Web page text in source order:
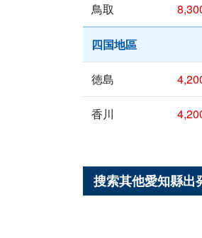
鳥取
四国地區
徳島
香川
搜索其他愛知縣出